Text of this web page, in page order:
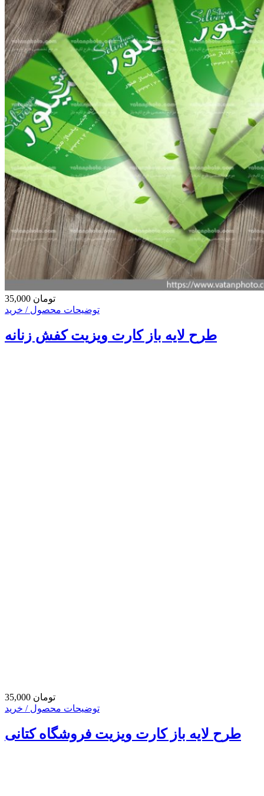
35,000 تومان
توضیحات محصول / خرید
طرح لایه باز کارت ویزیت کفش زنانه
35,000 تومان
توضیحات محصول / خرید
طرح لایه باز کارت ویزیت فروشگاه کتانی